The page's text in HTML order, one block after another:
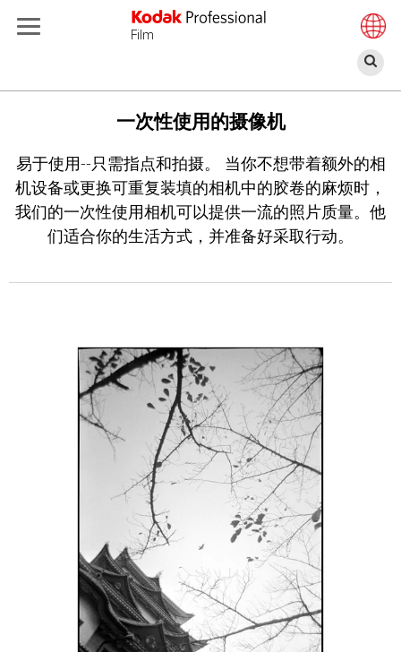
跳
要
内
Film
搜
索
一次性使用的摄像机
易于使用--只需指点和拍摄。 当你不想带着额外的相
机设备或更换可重复装填的相机中的胶卷的麻烦时，
我们的一次性使用相机可以提供一流的照片质量。他
们适合你的生活方式，并准备好采取行动。